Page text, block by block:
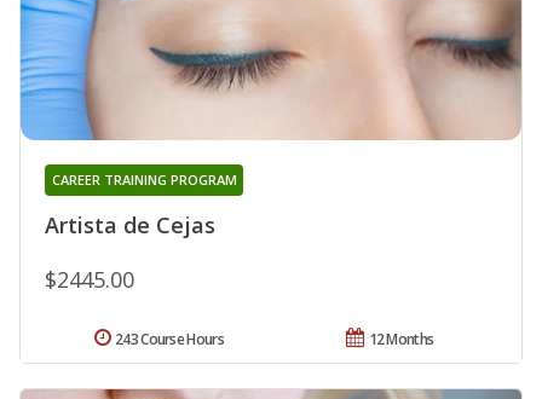
Artista de Cejas
CAREER TRAINING PROGRAM
$2445.00
12 Months
243 Course Hours